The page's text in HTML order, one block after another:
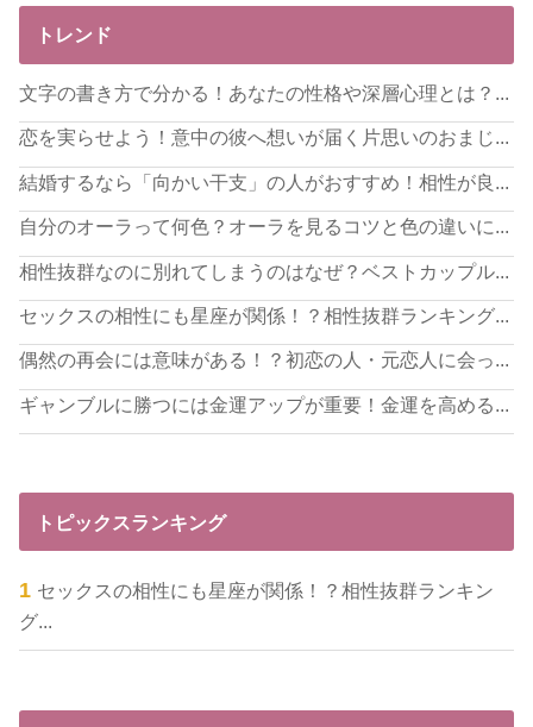
トレンド
文字の書き方で分かる！あなたの性格や深層心理とは？...
恋を実らせよう！意中の彼へ想いが届く片思いのおまじ...
結婚するなら「向かい干支」の人がおすすめ！相性が良...
自分のオーラって何色？オーラを見るコツと色の違いに...
相性抜群なのに別れてしまうのはなぜ？ベストカップル...
セックスの相性にも星座が関係！？相性抜群ランキング...
偶然の再会には意味がある！？初恋の人・元恋人に会っ...
ギャンブルに勝つには金運アップが重要！金運を高める...
トピックスランキング
セックスの相性にも星座が関係！？相性抜群ランキン
グ...